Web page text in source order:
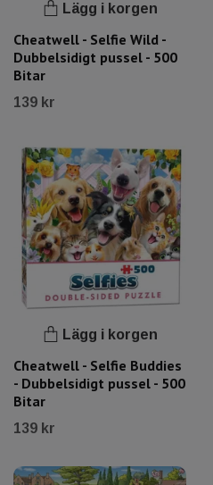
Lägg i korgen
Cheatwell - Selfie Wild -
Dubbelsidigt pussel - 500
Bitar
139 kr
Lägg i korgen
Cheatwell - Selfie Buddies
- Dubbelsidigt pussel - 500
Bitar
139 kr